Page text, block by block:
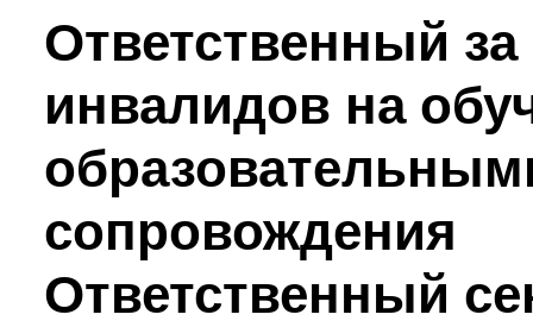
Ответственный
инвалидов на
сопровождения
Ответственный